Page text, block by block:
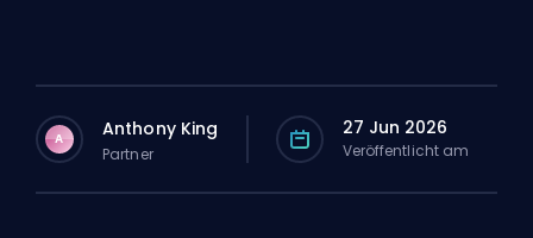
A Anthony King
Partner
27 Jun 2026
Veröffentlicht am